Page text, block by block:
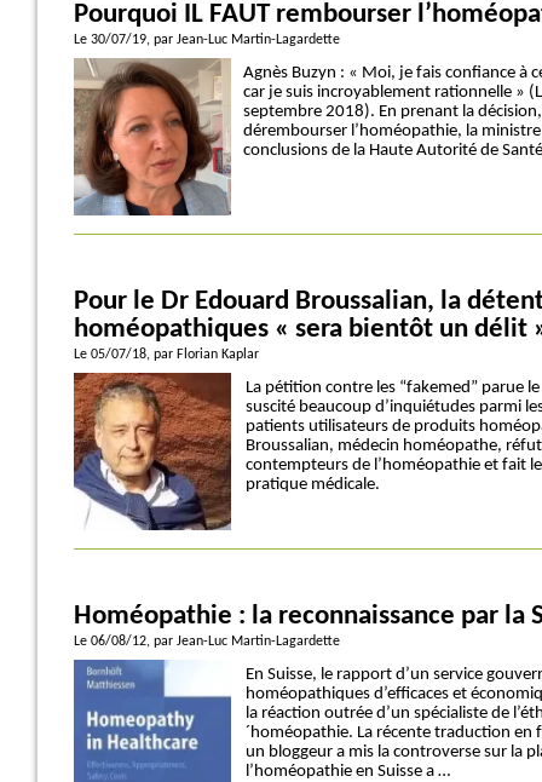
Pourquoi IL FAUT rembourser
Le 30/07/19, par Jean-Luc Martin-Lagardette
Agnès Buzyn : « Moi, je fais confiance à
car je suis incroyablement rationnelle »
septembre 2018). En prenant la
dérembourser l’homéopathie, la
conclusions de la Haute Autorité de
Pour le Dr Edouard Broussalian, la
homéopathiques « sera bientôt un délit
Le 05/07/18, par Florian Kaplar
La pétition contre les “fakemed” parue
suscité beaucoup d’inquiétudes parmi
patients utilisateurs de produits
Broussalian, médecin homéopathe,
contempteurs de l’homéopathie et fait
pratique médicale.
Homéopathie : la reconnaissance par la
Le 06/08/12, par Jean-Luc Martin-Lagardette
En Suisse, le rapport d’un service
homéopathiques d’efficaces et
la réaction outrée d’un spécialiste de
´homéopathie. La récente traduction en
un bloggeur a mis la controverse sur la
l’homéopathie en Suisse a …